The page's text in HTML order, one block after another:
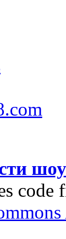
code